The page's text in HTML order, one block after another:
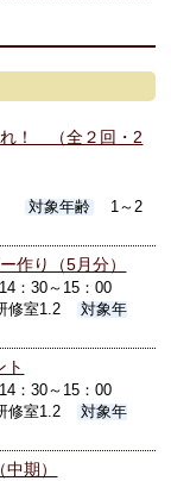
れ！ （全２回・2
対象年齢
1～2
作り（5月分）
：30～15：00
修室1.2
対象年
ト
：30～15：00
修室1.2
対象年
期）